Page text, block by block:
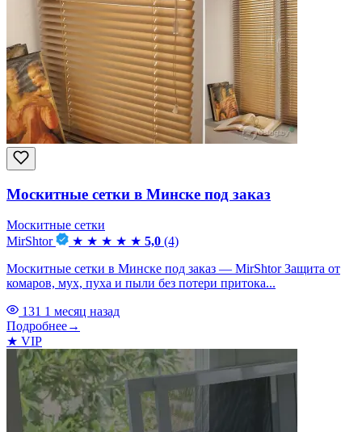
Москитные сетки в Минске под заказ
Москитные сетки
MirShtor
★ ★ ★ ★ ★ 5,0 (4)
Москитные сетки в Минске под заказ — MirShtor Защита от
комаров, мух, пуха и пыли без потери притока...
131 1 месяц назад
Подробнее→
★ VIP